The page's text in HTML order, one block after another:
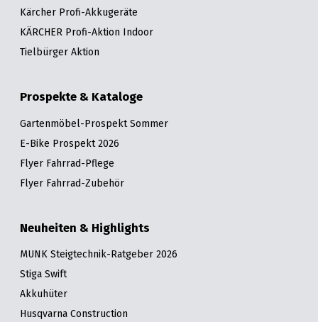
Kärcher Profi-Akkugeräte
KÄRCHER Profi-Aktion Indoor
Tielbürger Aktion
Prospekte & Kataloge
Gartenmöbel-Prospekt Sommer
E-Bike Prospekt 2026
Flyer Fahrrad-Pflege
Flyer Fahrrad-Zubehör
Neuheiten & Highlights
MUNK Steigtechnik-Ratgeber 2026
Stiga Swift
Akkuhüter
Husqvarna Construction